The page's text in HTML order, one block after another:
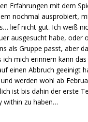
Erfahrungen mit dem
nochmal ausprobiert,
lief nicht gut. Ich weiß
ausgesucht habe, oder
als Gruppe passt, aber
mich erinnern kann
einen Abbruch geeinigt
werden wohl ab
ist bis dahin der erste
within zu haben…